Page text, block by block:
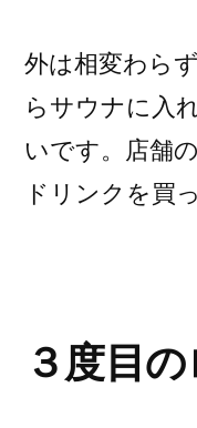
外は相変わら
らサウナに入
いです。店舗
ドリンクを買
３度目